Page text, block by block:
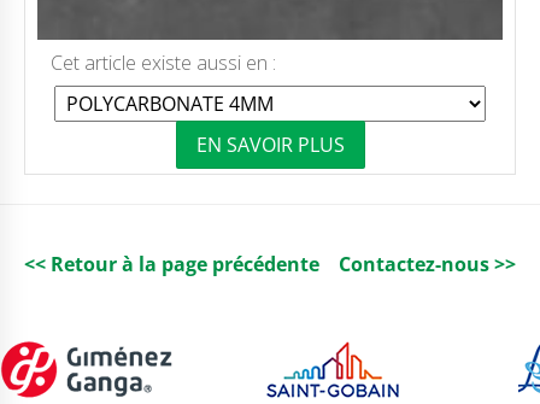
Cet article existe aussi en :
EN SAVOIR PLUS
<< Retour à la page précédente Contactez-nous >>